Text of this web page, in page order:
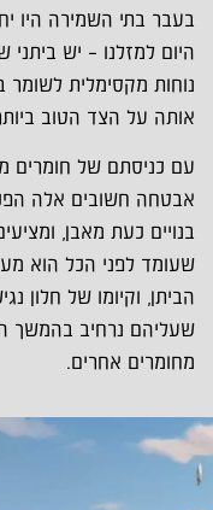
בעבר בתי השמירה היו
היום למזלנו – יש
נוחות מקסימלית
אותה על הצד הטוב
עם כניסתם של חומרים
אבטחה חשובים אלה
בנויים כעת מאבן,
שעומד לפני הכל הוא
הביתן, וקיומו של חלון
שעליהם נרחיב בהמשך
מחומרים אחרים.